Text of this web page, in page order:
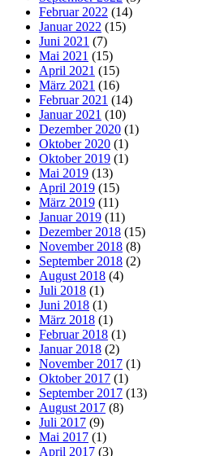
Februar 2022 (14)
Januar 2022 (15)
Juni 2021 (7)
Mai 2021 (15)
April 2021 (15)
März 2021 (16)
Februar 2021 (14)
Januar 2021 (10)
Dezember 2020 (1)
Oktober 2020 (1)
Oktober 2019 (1)
Mai 2019 (13)
April 2019 (15)
März 2019 (11)
Januar 2019 (11)
Dezember 2018 (15)
November 2018 (8)
September 2018 (2)
August 2018 (4)
Juli 2018 (1)
Juni 2018 (1)
März 2018 (1)
Februar 2018 (1)
Januar 2018 (2)
November 2017 (1)
Oktober 2017 (1)
September 2017 (13)
August 2017 (8)
Juli 2017 (9)
Mai 2017 (1)
April 2017 (3)